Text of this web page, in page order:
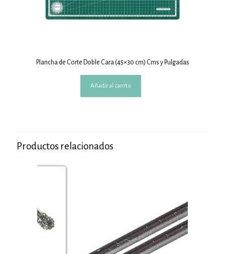
Plancha de Corte Doble Cara (45×30 cm) Cms y Pulgadas
Añadir al carrito
Productos relacionados